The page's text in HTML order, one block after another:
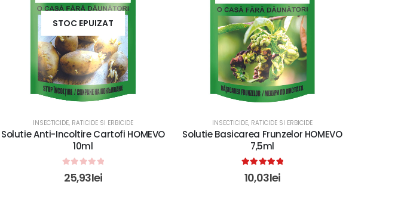
STOC EPUIZAT
INSECTICIDE, RATICIDE SI ERBICIDE
Solutie Anti-Incoltire Cartofi HOMEVO
10ml
out of 5
25,93lei
INSECTICIDE, RATICIDE SI ERBICIDE
Solutie Basicarea Frunzelor HOMEVO
7,5ml
5.00 out of 5
10,03lei